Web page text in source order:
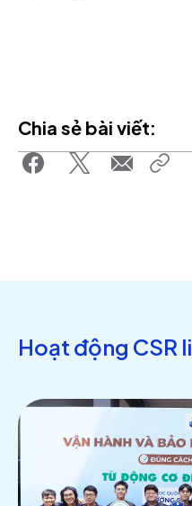
Chia sẻ bài viết:
Hoạt động CSR